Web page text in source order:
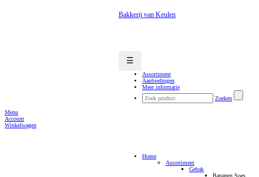
Bakkerij van Keulen
☰
Assortiment
Aanbiedingen
Meer informatie
Zoeken
Menu
Account
Winkelwagen
Home
Assortiment
Gebak
Bananen Soes